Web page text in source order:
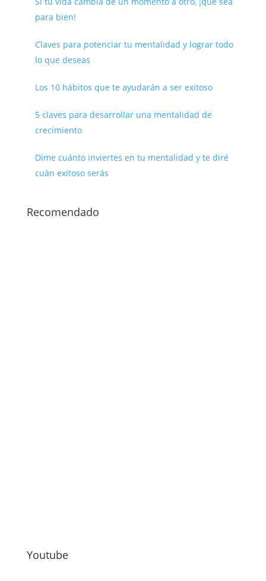
para bien!
Claves para potenciar tu mentalidad y lograr todo
lo que deseas
Los 10 hábitos que te ayudarán a ser exitoso
5 claves para desarrollar una mentalidad de
crecimiento
Dime cuánto inviertes en tu mentalidad y te diré
cuán exitoso serás
Recomendado
Youtube